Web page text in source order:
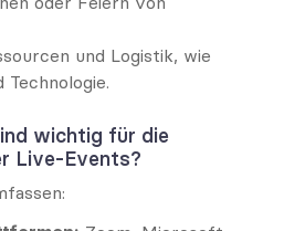
und Logistik, wie
wichtig für die
Live-Events?